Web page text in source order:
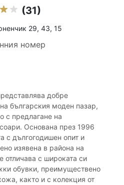
(31)
29, 43, 15
номер
добре
българския моден пазар,
с предлагане на
Основана през 1996
с дългогодишен опит и
изявена в района на
отличава с широката си
обувки, преимуществено
както и с колекция от